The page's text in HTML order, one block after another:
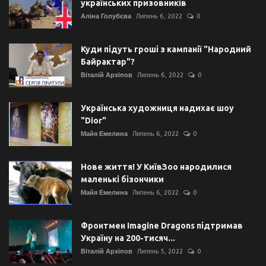
українських призовників
Аліна Голубєва Липень 6, 2022 0
Куди підуть гроші з кампанії "Народний
Байрактар"?
Віталій Архіпов Липень 6, 2022 0
Українська художниця надихає шоу
"Dior"
Майя Емелина Липень 6, 2022 0
Нове життя! У КиївЗоо народилися
маленькі бізончики
Майя Емелина Липень 6, 2022 0
Фронтмен Imagine Dragons підтримав
Україну на 200-тисяч...
Віталій Архіпов Липень 5, 2022 0